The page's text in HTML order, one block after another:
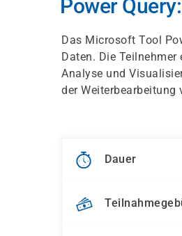
Power
Das Microsoft Tool
Daten. Die
Analyse und
der Weiterbearbeitung
Dauer